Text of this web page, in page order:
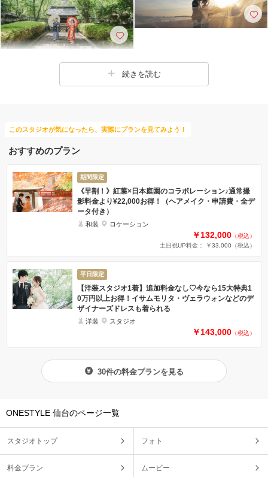
続きを読む
このスタジオが気になったら、実際にプランを見てみよう！
おすすめのプラン
期間限定
《早割！》紅葉×日本庭園のコラボレーション♪通常撮
影料金より¥22,000お得！（ヘアメイク・申請費・全デ
ータ付き）
和装 ロケーション
￥132,000 （税込）
土日祝UP料金： ￥33,000 （税込）
平日限定
【洋装スタジオ1着】追加料金なし♡今なら15大特典1
0万円以上お得！イサムモリタ・ヴェラウォンなどのデ
ザイナーズドレスも着られる
洋装 スタジオ
￥143,000 （税込）
30件の料金プランを見る
ONESTYLE 仙台のページ一覧
スタジオトップ フォト
料金プラン ムービー